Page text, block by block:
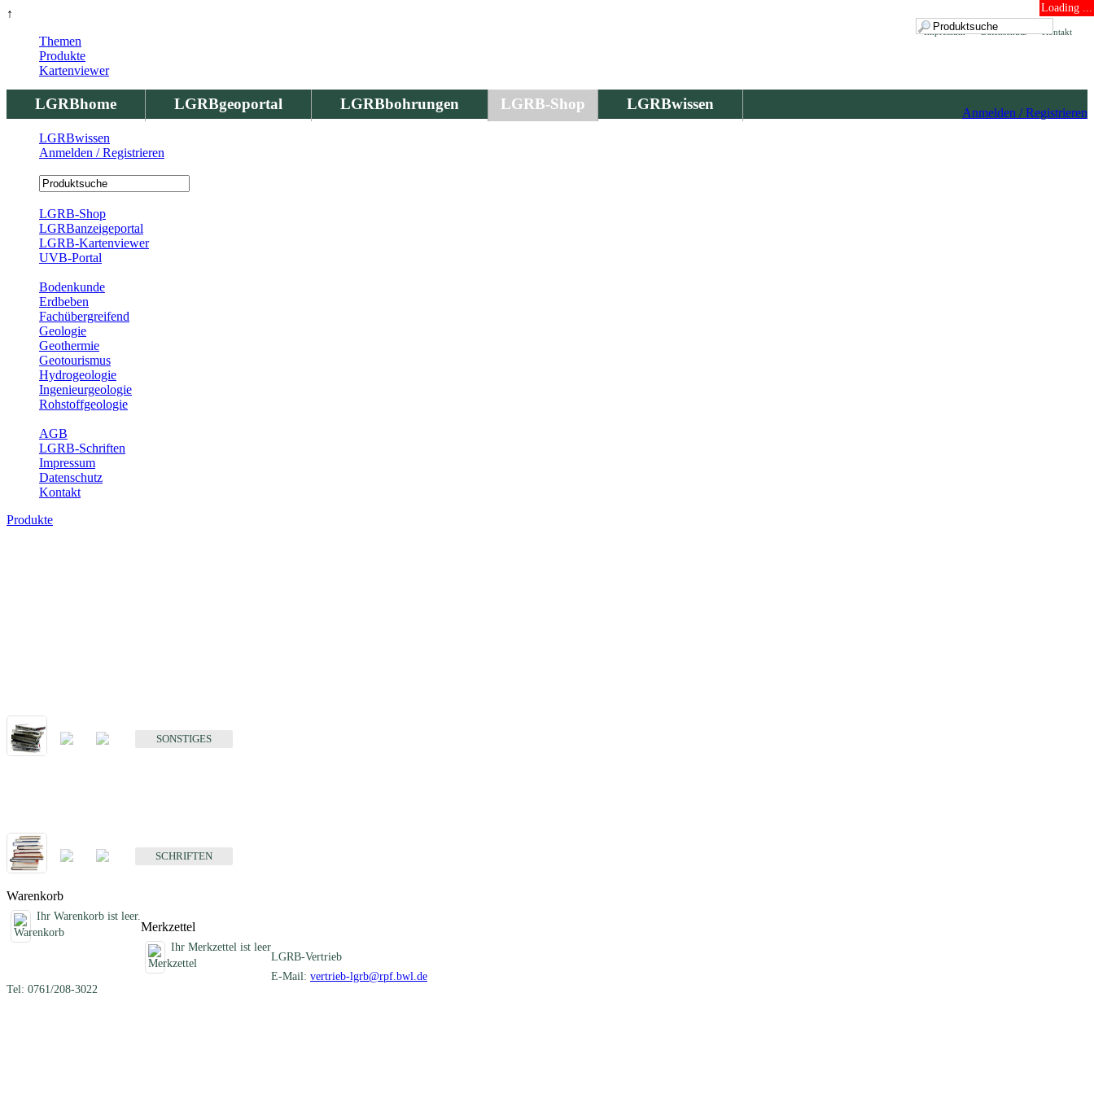
↑ Loading ...
Kontakt
Datenschutz
Impressum
LGRBhome LGRBgeoportal LGRBbohrungen LGRB-Shop LGRBwissen
Anmelden / Registrieren
Themen
Produkte
Kartenviewer
LGRBwissen
Anmelden / Registrieren
LGRB-Shop
LGRBanzeigeportal
LGRB-Kartenviewer
UVB-Portal
Bodenkunde
Erdbeben
Fachübergreifend
Geologie
Geothermie
Geotourismus
Hydrogeologie
Ingenieurgeologie
Rohstoffgeologie
AGB
LGRB-Schriften
Impressum
Datenschutz
Kontakt
Produkte
SONSTIGES
SCHRIFTEN
Warenkorb
Ihr Warenkorb ist leer.
Merkzettel
Ihr Merkzettel ist leer
LGRB-Vertrieb
E-Mail: vertrieb-lgrb@rpf.bwl.de
Tel: 0761/208-3022